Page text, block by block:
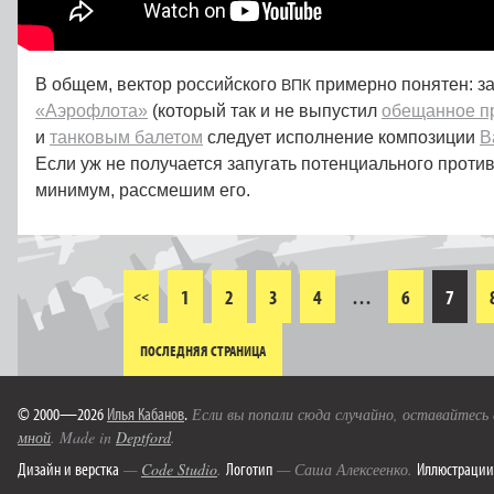
В общем, вектор российского ВПК примерно понятен:
«Аэрофлота» (который так и не выпустил обещанное
и танковым балетом следует исполнение композиции
Если уж не получается запугать потенциального
минимум, рассмешим его.
<< 1 2 3 4 … 6 7
ПОСЛЕДНЯЯ СТРАНИЦА
© 2000—2026 Илья Кабанов. Если вы попали сюда случайно,
мной. Made in Deptford.
Дизайн и верстка — Code Studio. Логотип — Саша Алексеенко. Иллюстрации